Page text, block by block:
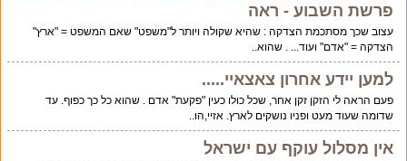
פרשת השבוע - ראה
עצוב שכך מסתכמת הצדקה : שהיא שקולה ויותר ל"משפט" שאם המשפט = "ארץ"
הצדקה = "אדם" ועוד... . שהוא..
למען יידע אחרון צאצאיי.....
פעם הראה לי הזקן זקן אחר, שכל כולו כעין "פקעת" אדם . שהוא כל כך כפוף. עד
שדומה שעוד מעט ופניו נושקים לארץ. אזיי,הו..
אין מסלול עוקף עם ישראל